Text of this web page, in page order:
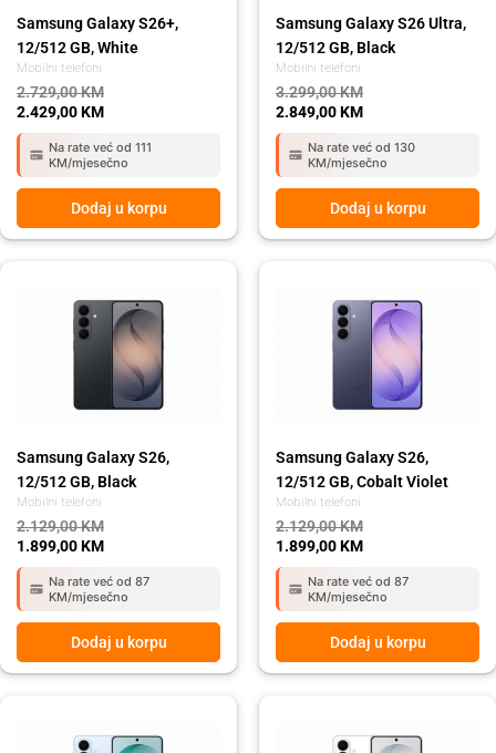
Mobilni telefoni
Samsung Galaxy S26+,
12/512 GB, White
2.729,00KM
2.429,00KM
Na rate već od 111
KM/mjesečno
Dodaj u korpu
Mobilni telefoni
Samsung Galaxy S26 Ultra,
12/512 GB, Black
3.299,00KM
2.849,00KM
Na rate već od 130
KM/mjesečno
Dodaj u korpu
Mobilni telefoni
Samsung Galaxy S26,
12/512 GB, Black
2.129,00KM
2.129,00 KM.
1.899,00KM
1.899,00 KM.
Na rate već od 87
KM/mjesečno
Dodaj u korpu
Mobilni telefoni
Samsung Galaxy S26,
12/512 GB, Cobalt Violet
2.129,00KM
2.129,00 KM.
1.899,00KM
1.899,00 KM.
Na rate već od 87
KM/mjesečno
Dodaj u korpu